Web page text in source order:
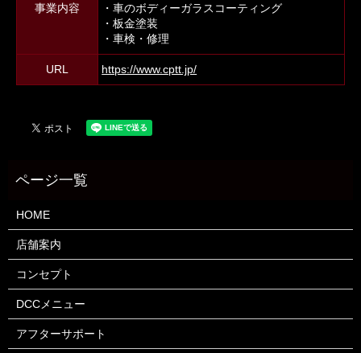
事業内容
・車のボディーガラスコーティング
・板金塗装
・車検・修理
URL https://www.cptt.jp/
HOME
店舗案内
コンセプト
DCCメニュー
アフターサポート